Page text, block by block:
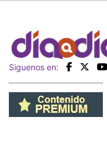
Siguenos en: